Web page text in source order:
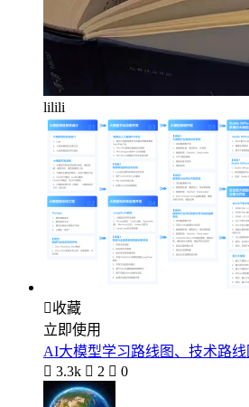
lilili
收藏
立即使用
AI大模型学习路线图、技术路线
 3.3k  2  0